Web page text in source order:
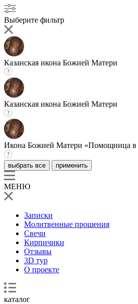
Выберите фильтр
Казанская икона Божией Матери
Казанская икона Божией Матери
Икона Божией Матери «Помощница в
выбрать все применить
МЕНЮ
Записки
Молитвенные прошения
Свечи
Кирпичики
Отзывы
3D тур
О проекте
каталог